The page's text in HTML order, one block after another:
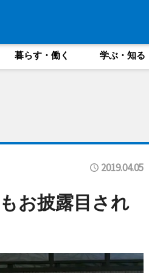
暮らす・働く 学ぶ・知る
2019.04.05
お披露目され